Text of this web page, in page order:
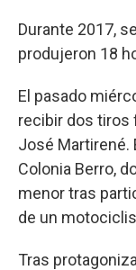
Durante 2017,
produjeron 18
El pasado
recibir dos tiros
José Martirené.
Colonia Berro,
menor tras
de un
Tras